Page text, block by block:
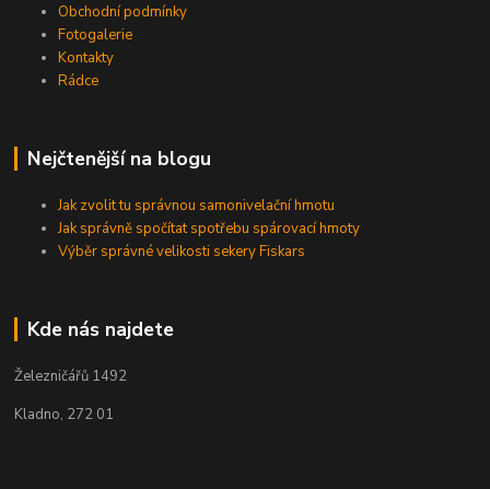
Obchodní podmínky
Fotogalerie
Kontakty
Rádce
Nejčtenější na blogu
Jak zvolit tu správnou samonivelační hmotu
Jak správně spočítat spotřebu spárovací hmoty
Výběr správné velikosti sekery Fiskars
Kde nás najdete
Železničářů 1492
Kladno, 272 01